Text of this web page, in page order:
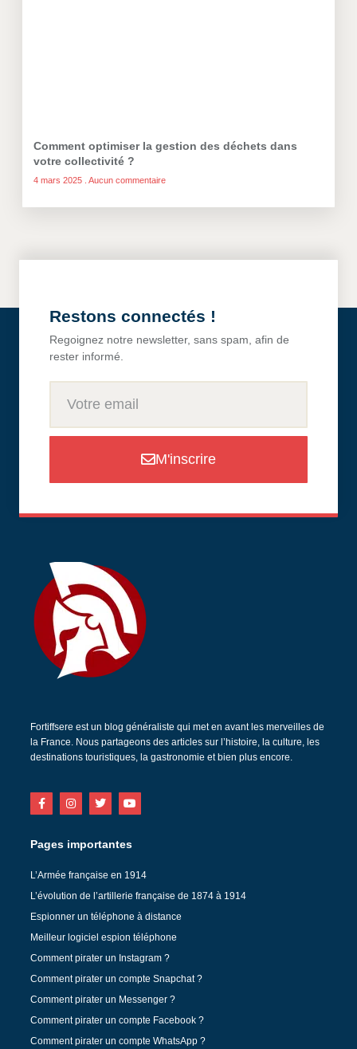
Comment optimiser la gestion des déchets dans
votre collectivité ?
4 mars 2025 Aucun commentaire
Restons connectés !
Regoignez notre newsletter, sans spam, afin de
rester informé.
M'inscrire
Fortiffsere est un blog généraliste qui met en avant les merveilles de
la France. Nous partageons des articles sur l’histoire, la culture, les
destinations touristiques, la gastronomie et bien plus encore.
Pages importantes
L’Armée française en 1914
L’évolution de l’artillerie française de 1874 à 1914
Espionner un téléphone à distance
Meilleur logiciel espion téléphone
Comment pirater un Instagram ?
Comment pirater un compte Snapchat ?
Comment pirater un Messenger ?
Comment pirater un compte Facebook ?
Comment pirater un compte WhatsApp ?